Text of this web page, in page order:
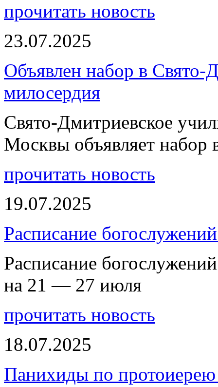
прочитать новость
23.07.2025
Объявлен набор в Свято-
милосердия
Свято-Дмитриевское
Москвы объявляет набор
прочитать новость
19.07.2025
Расписание
Расписание
на 21 — 27 июля
прочитать новость
18.07.2025
Панихиды по